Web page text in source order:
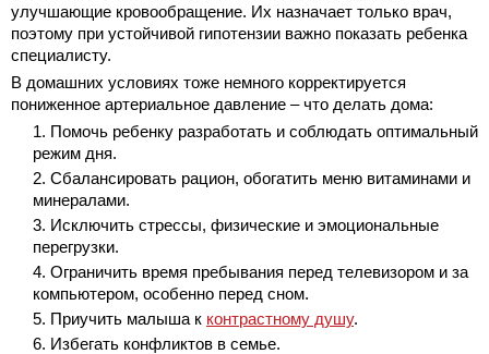
улучшающие кровообращение. Их назначает только врач,
поэтому при устойчивой гипотензии важно показать ребенка
специалисту.
В домашних условиях тоже немного корректируется
пониженное артериальное давление – что делать дома:
Помочь ребенку разработать и соблюдать оптимальный
режим дня.
Сбалансировать рацион, обогатить меню витаминами и
минералами.
Исключить стрессы, физические и эмоциональные
перегрузки.
Ограничить время пребывания перед телевизором и за
компьютером, особенно перед сном.
Приучить малыша к контрастному душу.
Избегать конфликтов в семье.